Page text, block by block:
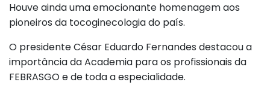
Houve ainda uma emocionante homenagem aos
pioneiros da tocoginecologia do país.
O presidente César Eduardo Fernandes destacou a
importância da Academia para os profissionais da
FEBRASGO e de toda a especialidade.